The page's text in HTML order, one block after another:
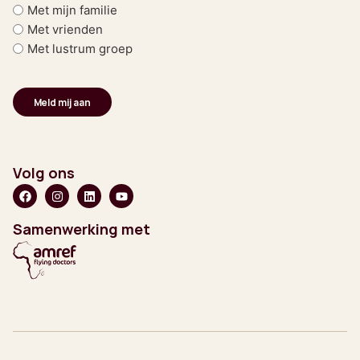
Met mijn familie
Met vrienden
Met lustrum groep
Volg ons
Samenwerking met